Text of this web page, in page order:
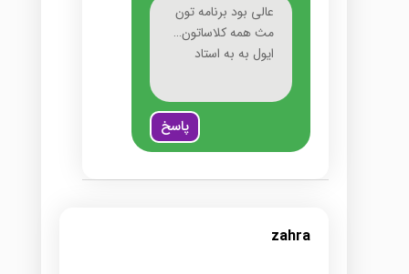
عالی بود برنامه تون
مث همه کلاساتون…
ایول به به استاد
پاسخ
zahra